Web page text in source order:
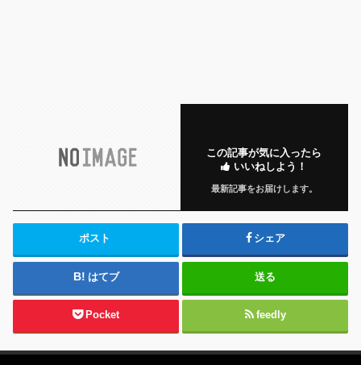
この記事が気に入ったら
いいねしよう！
最新記事をお届けします。
ポスト シェア
はてブ 送る
Pocket feedly